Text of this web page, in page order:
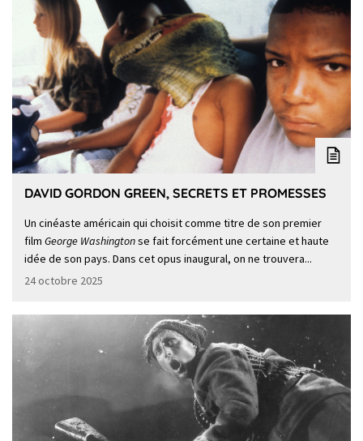
DAVID GORDON GREEN, SECRETS ET PROMESSES
Un cinéaste américain qui choisit comme titre de son premier
film George Washingtonse fait forcément une certaine et haute
idée de son pays. Dans cet opus inaugural, on ne trouvera...
24 octobre 2025